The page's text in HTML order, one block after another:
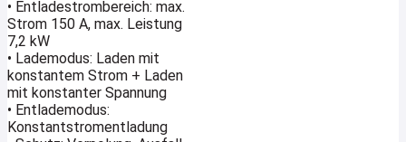
• Entladestrombereich: max.
Strom 150 A, max. Leistung
7,2 kW
• Lademodus: Laden mit
konstantem Strom + Laden
mit konstanter Spannung
• Entlademodus:
Konstantstromentladung